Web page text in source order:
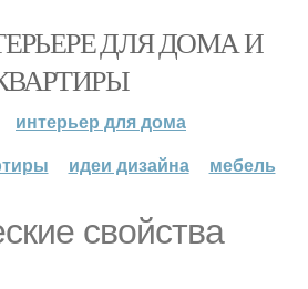
ДЛЯ ДОМА И
интерьер для дома
идеи дизайна мебель
свойства